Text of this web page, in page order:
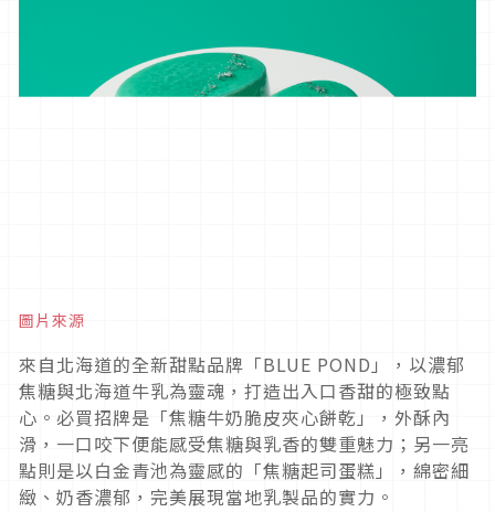
圖片來源
來自北海道的全新甜點品牌「BLUE POND」，以濃郁
焦糖與北海道牛乳為靈魂，打造出入口香甜的極致點
心。必買招牌是「焦糖牛奶脆皮夾心餅乾」，外酥內
滑，一口咬下便能感受焦糖與乳香的雙重魅力；另一亮
點則是以白金青池為靈感的「焦糖起司蛋糕」，綿密細
緻、奶香濃郁，完美展現當地乳製品的實力。